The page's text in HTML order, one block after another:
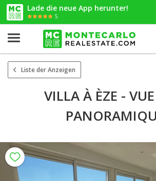
Lade die neue App herunter!
5
Liste der Anzeigen
VILLA À ÈZE -